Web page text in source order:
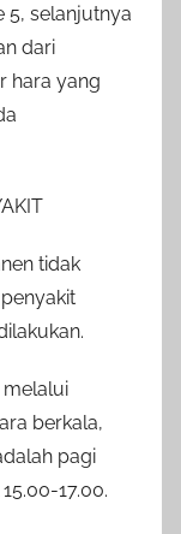
5, selanjutnya
dari
hara yang
tidak
melalui
berkala,
pagi
17.00.